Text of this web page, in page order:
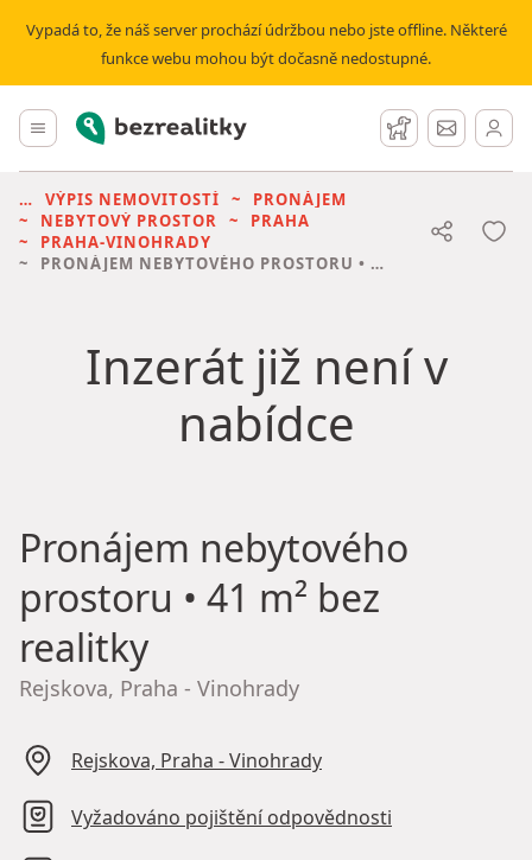
Vypadá to, že náš server prochází údržbou nebo jste offline. Některé
funkce webu mohou být dočasně nedostupné.
Hlavní menu
Bezrealitky Hlídací pes
Zprávy
VÝPIS NEMOVITOSTÍ
PRONÁJEM
NEBYTOVÝ PROSTOR
PRAHA
PRAHA-VINOHRADY
PRONÁJEM NEBYTOVÉHO PROSTORU • 41 M² BEZ REALITKY
Inzerát již není v
nabídce
Pronájem nebytového
prostoru • 41 m² bez
realitky
Rejskova, Praha - Vinohrady
Rejskova, Praha - Vinohrady
Vyžadováno pojištění odpovědnosti